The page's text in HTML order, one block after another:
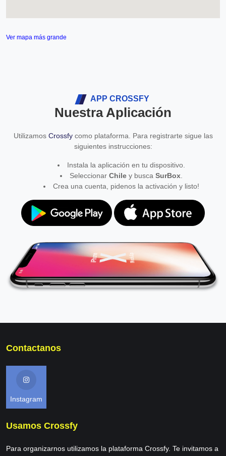
Ver mapa más grande
APP CROSSFY
Nuestra Aplicación
Utilizamos Crossfycomo plataforma. Para registrarte sigue las
siguientes instrucciones:
Instala la aplicación en tu dispositivo.
Seleccionar Chiley busca SurBox.
Crea una cuenta, pidenos la activación y listo!
Contactanos
Instagram
Usamos Crossfy
Para organizarnos utilizamos la plataforma Crossfy. Te invitamos a